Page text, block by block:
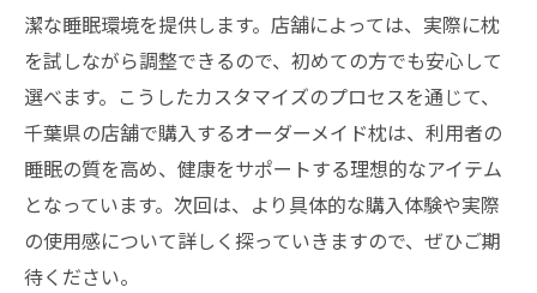
自分の眠りにフィットする枕素材の選び方
千葉県の店舗で選べるオーダーメイド枕の
バリエーション
高さ調整で理想のオーダーメイド枕を手に
入れる
素材別オーダーメイド枕の特徴と選び方
千葉県の専門店で体感するカスタマイズプ
潔な睡眠環境を提供します。店舗によっては、実際に枕
を試しながら調整できるので、初めての方でも安心して
選べます。こうしたカスタマイズのプロセスを通じて、
千葉県の店舗で購入するオーダーメイド枕は、利用者の
睡眠の質を高め、健康をサポートする理想的なアイテム
となっています。次回は、より具体的な購入体験や実際
の使用感について詳しく探っていきますので、ぜひご期
待ください。